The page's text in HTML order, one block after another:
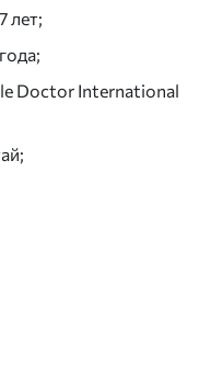
лет;
Doctor International